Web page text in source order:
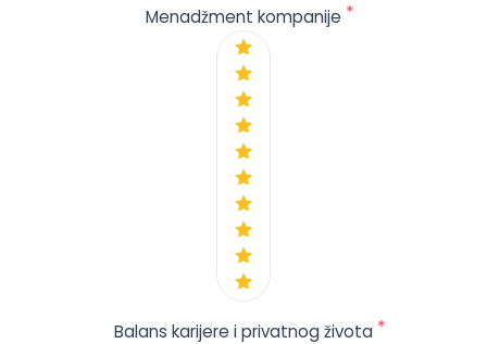
Menadžment kompanije *
Balans karijere i privatnog života *